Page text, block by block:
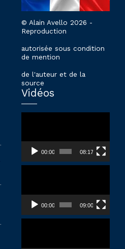
© Alain Avello 2026 -
Reproduction
autorisée sous condition
de mention
de l'auteur et de la
source
Vidéos
00:00 08:17
00:00 09:00